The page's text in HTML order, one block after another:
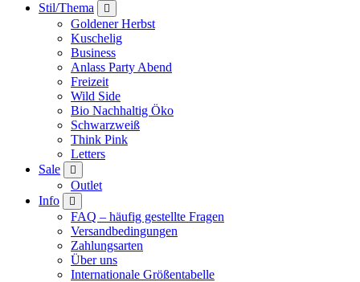
Stil/Thema
Goldener Herbst
Kuschelig
Business
Anlass Party Abend
Freizeit
Wild Side
Bio Nachhaltig Öko
Schwarzweiß
Think Pink
Letters
Sale
Outlet
Info
FAQ – häufig gestellte Fragen
Versandbedingungen
Zahlungsarten
Über uns
Internationale Größentabelle